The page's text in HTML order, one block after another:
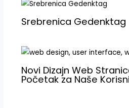
Srebrenica Gedenktag
Novi Dizajn Web
Početak za Naše